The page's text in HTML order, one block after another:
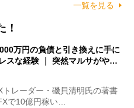
一覧を見る
！
万円の負債と引き換えに手に
スな経験 ｜ 突然マルサがや…
レーダー・磯貝清明氏の著書
で10億円稼い…